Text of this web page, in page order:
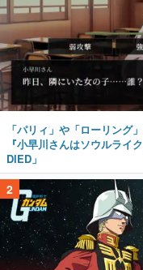
「パリィ」や「ローリング
『小早川さんはソウルライ
DIED」
2